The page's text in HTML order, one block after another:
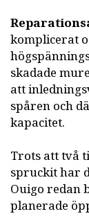
komplicerat
skadade
att
spåren och
kapacitet.
Trots att två
spruckit har
Ouigo redan
planerade